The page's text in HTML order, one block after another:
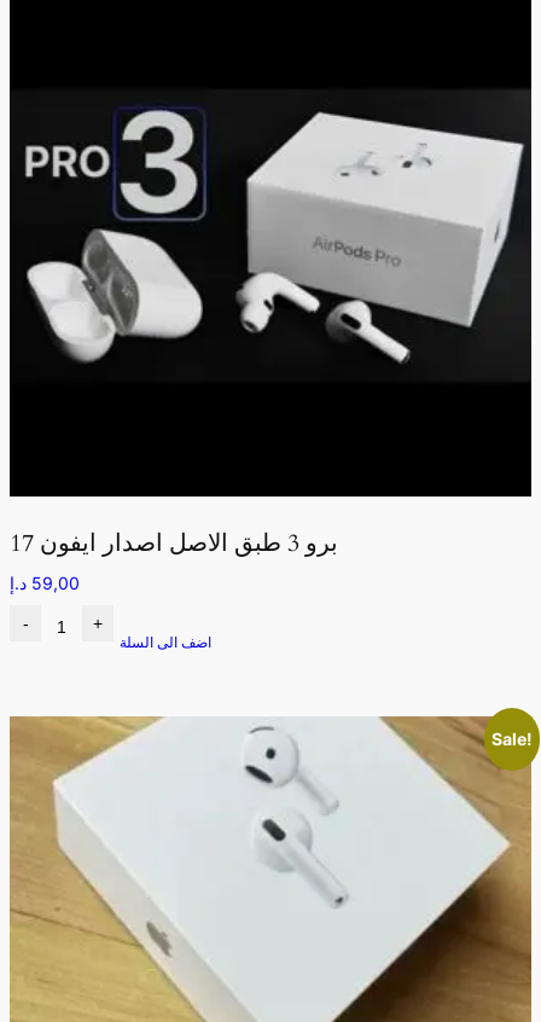
برو 3 طبق الاصل اصدار ايفون 17
59,00 د.إ
- +
اضف الى السلة
Sale!